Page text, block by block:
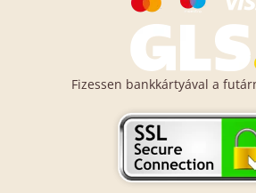
Fizessen bankkártyával a